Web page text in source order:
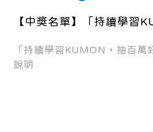
【中獎名單】「持續學習
「持續學習KUMON，抽百萬
說明